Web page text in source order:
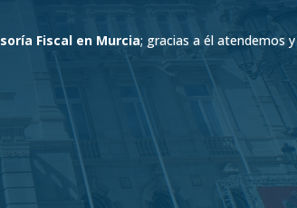
Fiscal en Murcia; gracias a él atendemos y